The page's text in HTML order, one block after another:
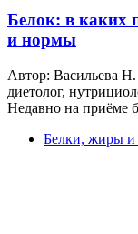
Белок: в каких
и нормы
Автор: Васильева
диетолог,
Недавно на приёме
Белки, жиры и